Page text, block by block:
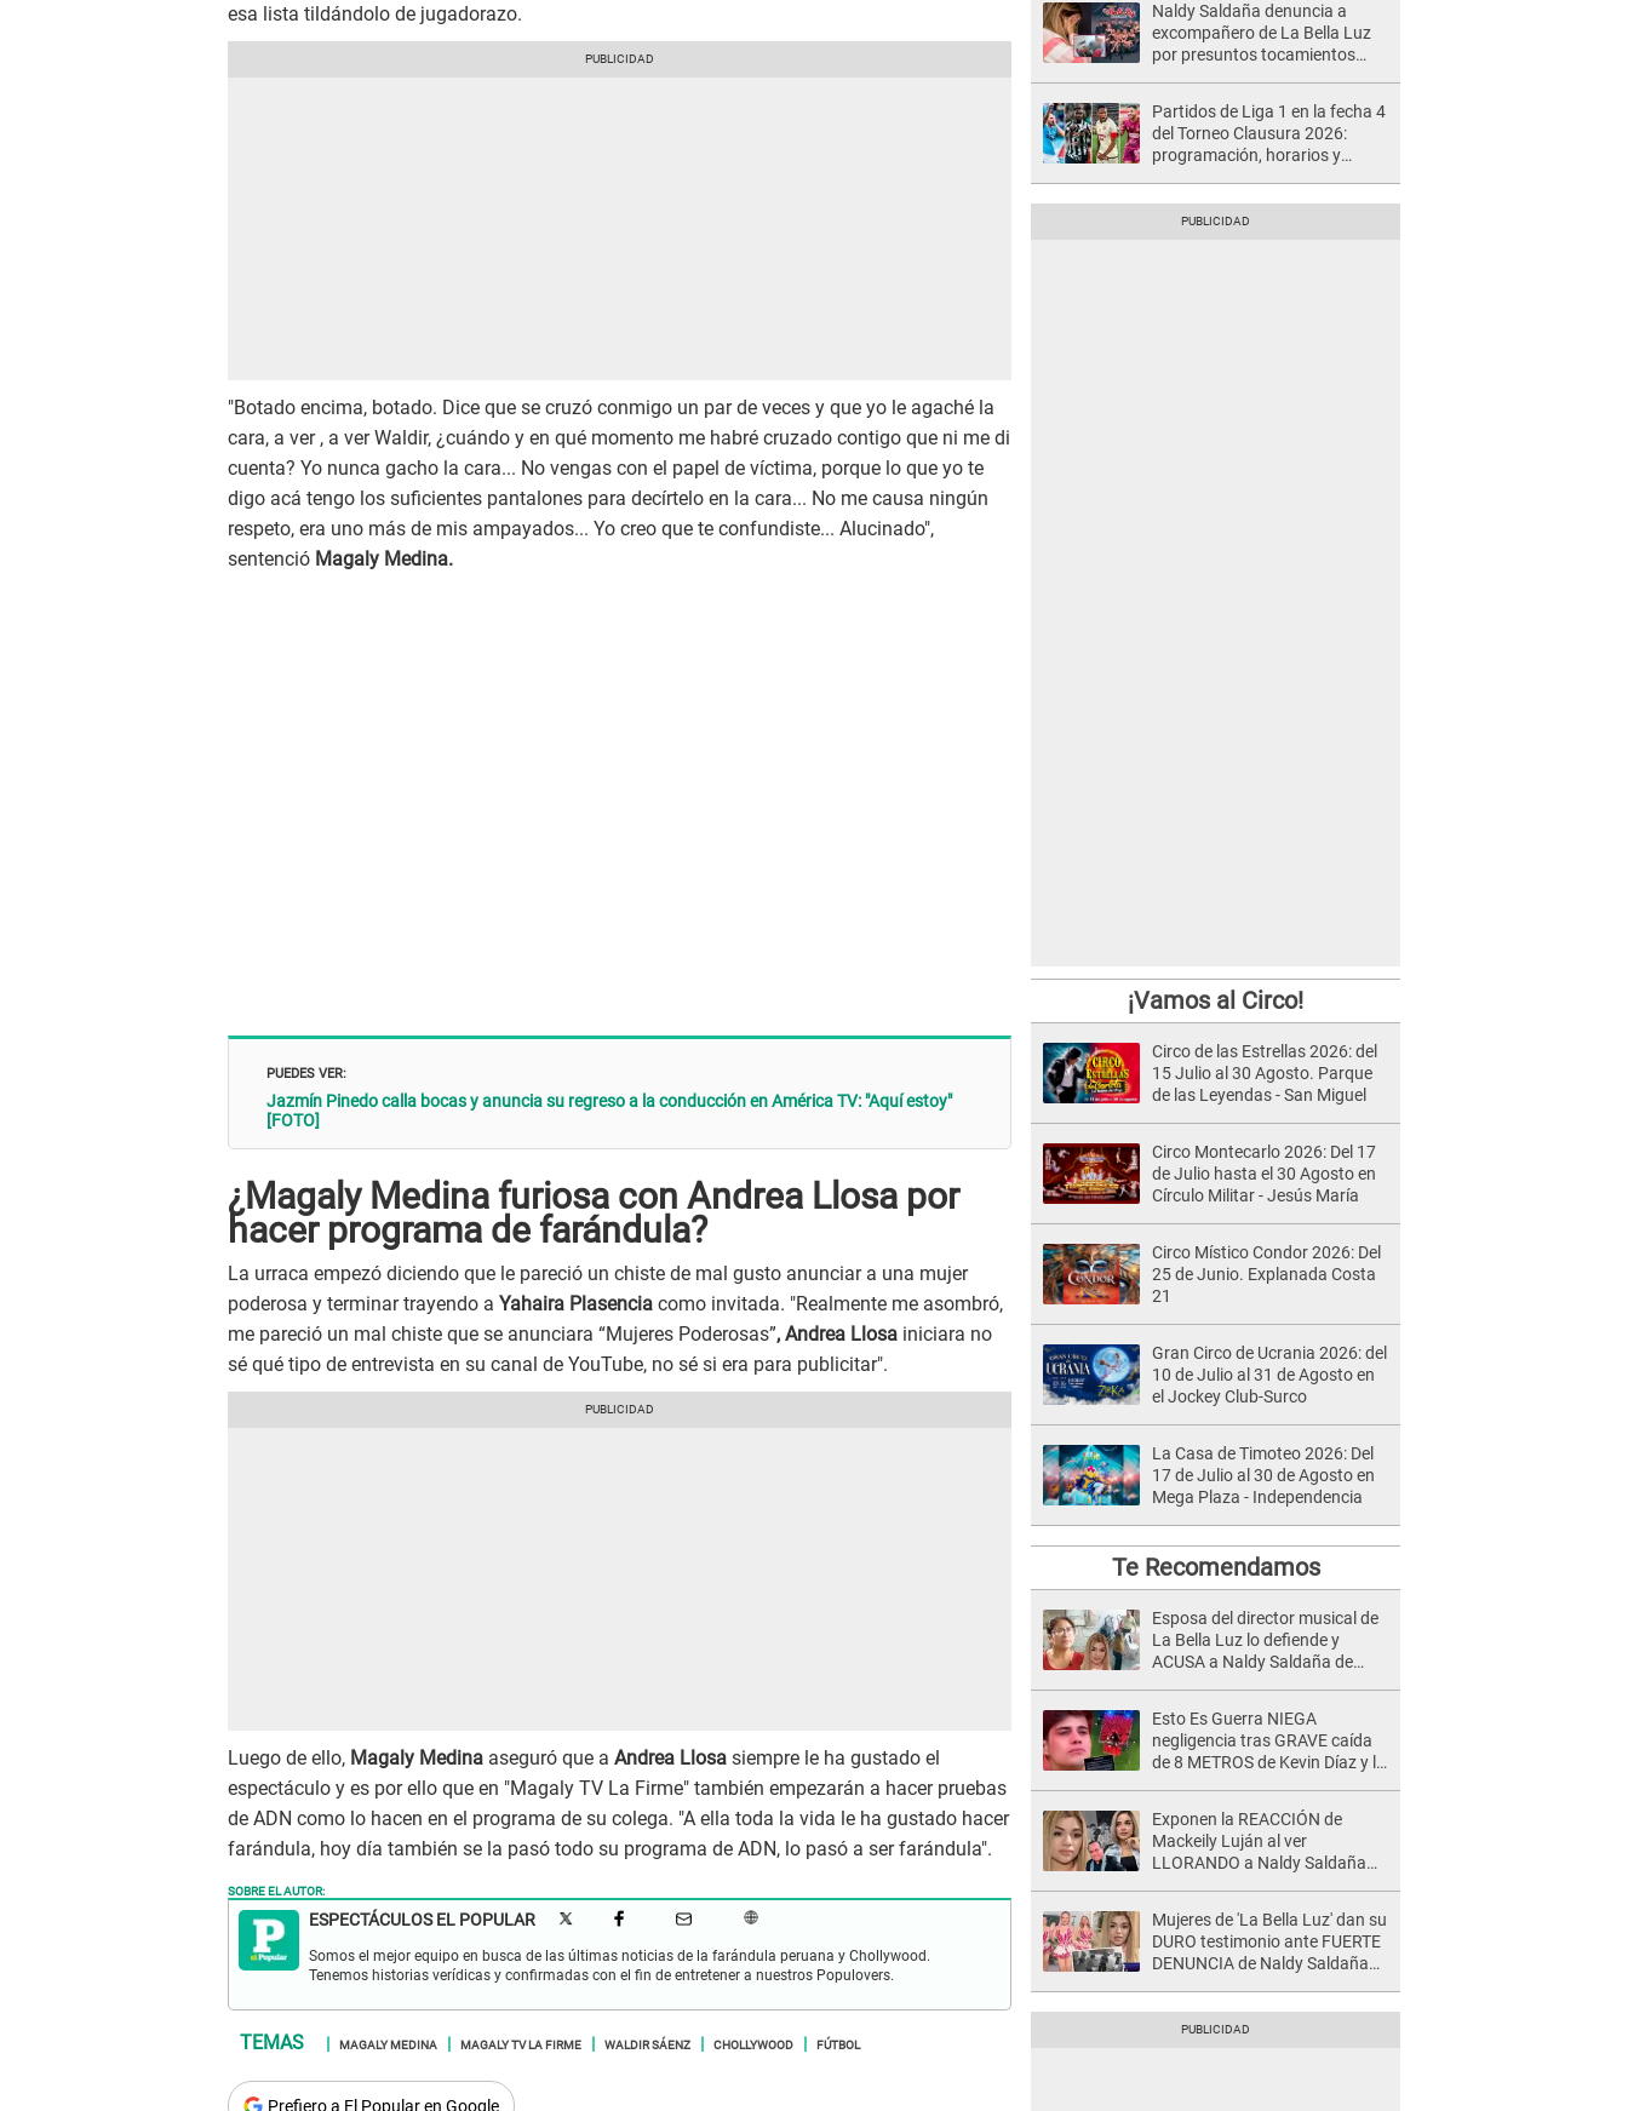
esa lista tildándolo de jugadorazo.
"Botado encima, botado. Dice que se cruzó conmigo un par de veces y que yo le agaché la
cara, a ver , a ver Waldir, ¿cuándo y en qué momento me habré cruzado contigo que ni me di
cuenta? Yo nunca gacho la cara... No vengas con el papel de víctima, porque lo que yo te
digo acá tengo los suficientes pantalones para decírtelo en la cara... No me causa ningún
respeto, era uno más de mis ampayados... Yo creo que te confundiste... Alucinado",
sentenció Magaly Medina.
PUEDES VER:
Jazmín Pinedo calla bocas y anuncia su regreso a la conducción en América TV: "Aquí estoy"
[FOTO]
¿Magaly Medina furiosa con Andrea Llosa por
hacer programa de farándula?
La urraca empezó diciendo que le pareció un chiste de mal gusto anunciar a una mujer
poderosa y terminar trayendo a Yahaira Plasencia como invitada. "Realmente me asombró,
me pareció un mal chiste que se anunciara “Mujeres Poderosas”, Andrea Llosa iniciara no
sé qué tipo de entrevista en su canal de YouTube, no sé si era para publicitar".
Luego de ello, Magaly Medina aseguró que a Andrea Llosa siempre le ha gustado el
espectáculo y es por ello que en "Magaly TV La Firme" también empezarán a hacer pruebas
de ADN como lo hacen en el programa de su colega. "A ella toda la vida le ha gustado hacer
farándula, hoy día también se la pasó todo su programa de ADN, lo pasó a ser farándula".
SOBRE EL AUTOR:
ESPECTÁCULOS EL POPULAR
Somos el mejor equipo en busca de las últimas noticias de la farándula peruana y Chollywood.
Tenemos historias verídicas y confirmadas con el fin de entretener a nuestros Populovers.
MAGALY MEDINA MAGALY TV LA FIRME WALDIR SÁENZ CHOLLYWOOD FÚTBOL
Prefiero a El Popular en Google
Naldy Saldaña denuncia a
excompañero de La Bella Luz
por presuntos tocamientos
Partidos de Liga 1 en la fecha 4
del Torneo Clausura 2026:
programación, horarios y
¡Vamos al Circo!
Circo de las Estrellas 2026: del
15 Julio al 30 Agosto. Parque
de las Leyendas - San Miguel
Circo Montecarlo 2026: Del 17
de Julio hasta el 30 Agosto en
Círculo Militar - Jesús María
Circo Místico Condor 2026: Del
25 de Junio. Explanada Costa
21
Gran Circo de Ucrania 2026: del
10 de Julio al 31 de Agosto en
el Jockey Club-Surco
La Casa de Timoteo 2026: Del
17 de Julio al 30 de Agosto en
Mega Plaza - Independencia
Te Recomendamos
Esposa del director musical de
La Bella Luz lo defiende y
ACUSA a Naldy Saldaña de
Esto Es Guerra NIEGA
negligencia tras GRAVE caída
de 8 METROS de Kevin Díaz y lo
Exponen la REACCIÓN de
Mackeily Luján al ver
LLORANDO a Naldy Saldaña
Mujeres de 'La Bella Luz' dan su
DURO testimonio ante FUERTE
DENUNCIA de Naldy Saldaña